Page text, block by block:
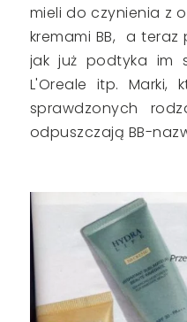
mieli do czynienia z
kremami BB, a
jak już podtyka im
L'Oreale itp. Marki,
sprawdzonych
odpuszczają BB-